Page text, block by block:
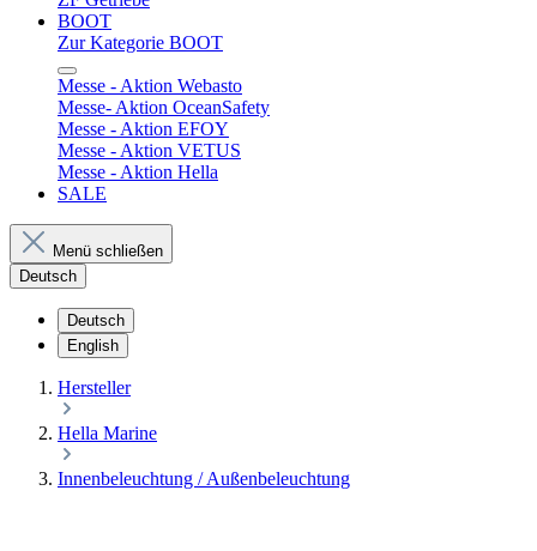
BOOT
Zur Kategorie BOOT
Messe - Aktion Webasto
Messe- Aktion OceanSafety
Messe - Aktion EFOY
Messe - Aktion VETUS
Messe - Aktion Hella
SALE
Menü schließen
Deutsch
Deutsch
English
Hersteller
Hella Marine
Innenbeleuchtung / Außenbeleuchtung